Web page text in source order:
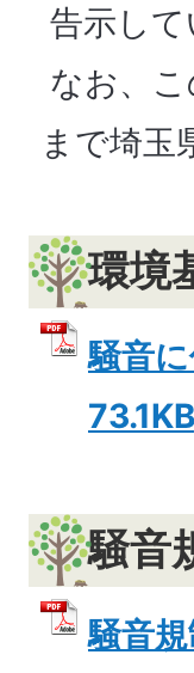
告示し
なお、
まで埼玉
環境
騒音
騒音
騒音